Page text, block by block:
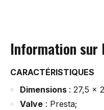
Information sur
CARACTÉRISTIQUES
Dimensions : 27,5 x
Valve : Presta;